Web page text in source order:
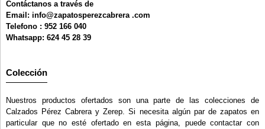
Contáctanos a través de
Email: info@zapatosperezcabrera .com
Telefono : 952 166 040
Whatsapp: 624 45 28 39
Colección
Nuestros productos ofertados son una parte de las colecciones de
Calzados Pérez Cabrera y Zerep. Si necesita algún par de zapatos en
particular que no esté ofertado en esta página, puede contactar con